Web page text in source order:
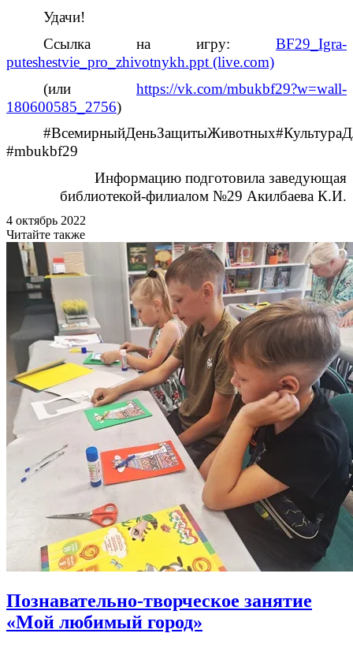
Удачи!
Ссылка на игру: BF29_Igra-
puteshestvie_pro_zhivotnykh.ppt (live.com)
(или https://vk.com/mbukbf29?w=wall-
180600585_2756)
#mbukbf29
Информацию подготовила заведующая
библиотекой-филиалом №29 Акилбаева К.И.
4 октябрь 2022
Читайте также
Познавательно-творческое занятие
«Мой любимый город»